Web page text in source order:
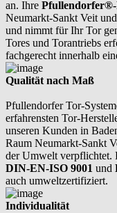
an. Ihre Pfullendorfer®-
Neumarkt-Sankt Veit
und nimmt für Ihr Tor
Tores und Torantriebs
fachgerecht innerhalb
Qualität nach Maß
Pfullendorfer Tor-
erfahrensten Tor-
unseren Kunden in
Raum Neumarkt-Sankt
der Umwelt verpflichtet.
DIN-EN-ISO 9001 und
auch umweltzertifiziert.
Individualität